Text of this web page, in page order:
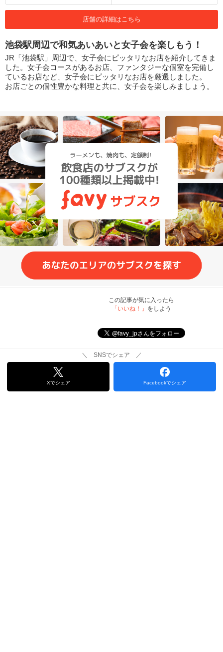
店舗の詳細はこちら
池袋駅周辺で和気あいあいと女子会を楽しもう！
JR「池袋駅」周辺で、女子会にピッタリなお店を紹介してきま
した。女子会コースがあるお店、ファンタジーな個室を完備し
ているお店など、女子会にピッタリなお店を厳選しました。
お店ごとの個性豊かな料理と共に、女子会を楽しみましょう。
この記事が気に入ったら
「いいね！」 をしよう
＼ SNSでシェア ／
Xでシェア Facebookでシェア